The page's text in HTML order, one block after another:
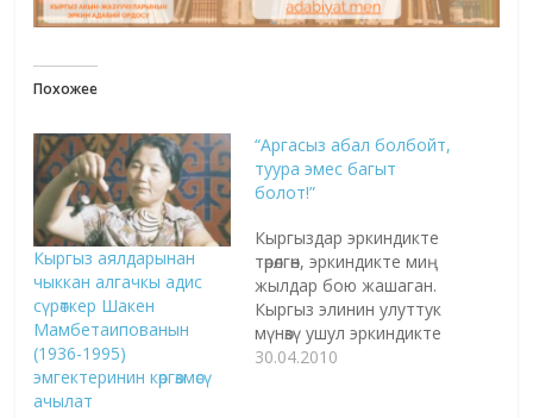
Похожее
Кыргыз аялдарынан
чыккан алгачкы адис
сүрөткер Шакен
Мамбетаипованын
(1936-1995)
эмгектеринин көргөзмөсү
ачылат
“Аргасыз абал болбойт,
туура эмес багыт
болот!”
Кыргыздар эркиндикте
төрөлгөн, эркиндикте миң
жылдар бою жашаган.
Кыргыз элинин улуттук
мүнөзү ушул эркиндикте
жаралган. Алар
30.04.2010